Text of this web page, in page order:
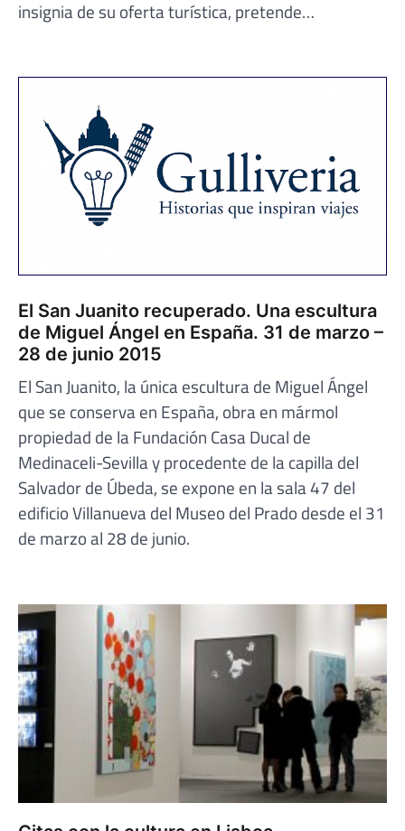
insignia de su oferta turística, pretende…
El San Juanito recuperado. Una escultura
de Miguel Ángel en España. 31 de marzo –
28 de junio 2015
El San Juanito, la única escultura de Miguel Ángel
que se conserva en España, obra en mármol
propiedad de la Fundación Casa Ducal de
Medinaceli-Sevilla y procedente de la capilla del
Salvador de Úbeda, se expone en la sala 47 del
edificio Villanueva del Museo del Prado desde el 31
de marzo al 28 de junio.